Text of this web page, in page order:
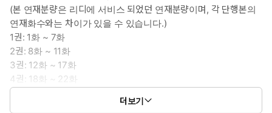
(본 연재분량은 리디에 서비스 되었던 연재분량이며, 각 단행본의
연재화수와는 차이가 있을 수 있습니다.)
1권: 1화 ~ 7화
2권: 8화 ~ 11화
3권: 12화 ~ 17화
4권: 18화 ~ 22화
5권: 23화 ~ 28화
더보기